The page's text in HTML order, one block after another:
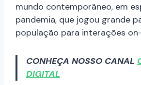
mundo contemporâneo, em
pandemia, que jogou grande
população para interações
CONHEÇA NOSSO CANAL
DIGITAL